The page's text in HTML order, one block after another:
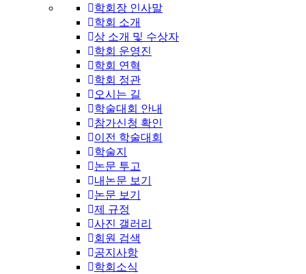
학회장 인사말
학회 소개
상 소개 및 수상자
학회 운영진
학회 연혁
학회 정관
오시는 길
학술대회 안내
참가신청 확인
이전 학술대회
학술지
논문 투고
내논문 보기
논문 보기
제 규정
사진 갤러리
회원 검색
공지사항
학회소식